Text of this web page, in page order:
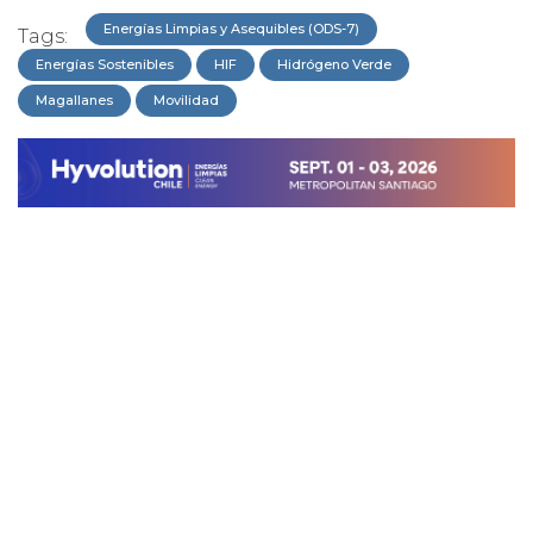
Tags: Energías Limpias y Asequibles (ODS-7)
Energías Sostenibles HIF Hidrógeno Verde
Magallanes Movilidad